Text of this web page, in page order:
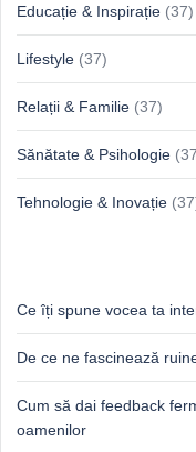
Educație & Inspirație (37)
Lifestyle (37)
Relații & Familie (37)
Sănătate & Psihologie
Tehnologie & Inovație
Ce îți spune vocea ta
De ce ne fascinează
Cum să dai feedback
oamenilor